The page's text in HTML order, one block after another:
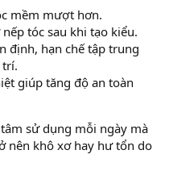
mềm mượt hơn.
tóc sau khi tạo kiểu.
định, hạn chế tập trung
giúp tăng độ an toàn
sử dụng mỗi ngày mà
nên khô xơ hay hư tổn do